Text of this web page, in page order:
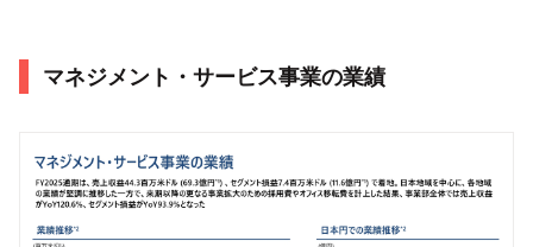
マネジメント・サービス事業の業績